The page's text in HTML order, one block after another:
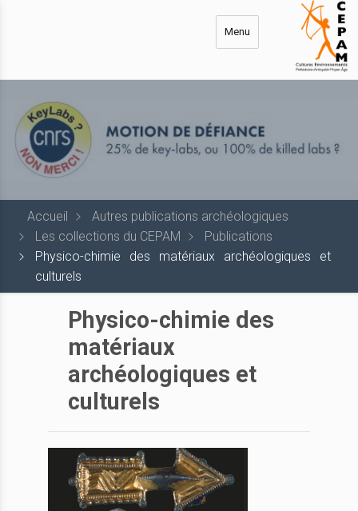
Menu
Accueil
Autres publications archéologiques
Les collections du CEPAM
Publications
Physico-chimie des matériaux archéologiques et
culturels
Physico-chimie des
matériaux
archéologiques et
culturels